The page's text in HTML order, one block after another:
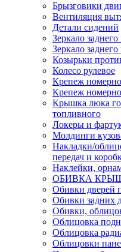
Брызговики
Вентиляция
Детали сидений
Зеркало
Зеркало
Козырьки
Колесо рулевое
Крепеж
Крепеж
Крышка люка
топливного
Локеры и
Молдинги
Накладки/
передач и
Наклейки,
ОБИВКА
Обивки дверей
Обивки задних
Обивки,
Облицовка
Облицовка
Облицовки